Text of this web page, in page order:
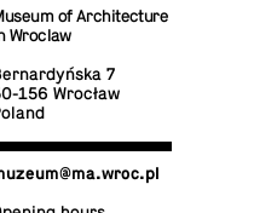
of Architecture
Wroclaw
7
156 Wrocław